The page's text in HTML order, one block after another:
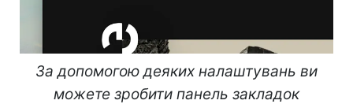
За допомогою деяких налаштувань ви
можете зробити панель закладок